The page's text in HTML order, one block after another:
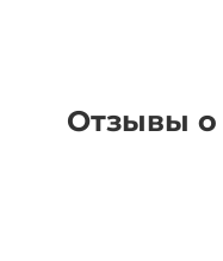
Отзывы